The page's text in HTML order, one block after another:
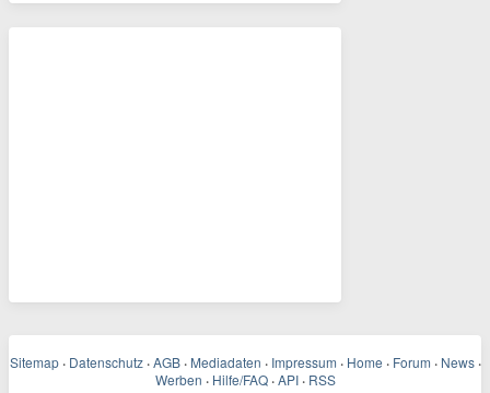
Sitemap · Datenschutz · AGB · Mediadaten · Impressum · Home · Forum · News ·
Werben · Hilfe/FAQ · API · RSS